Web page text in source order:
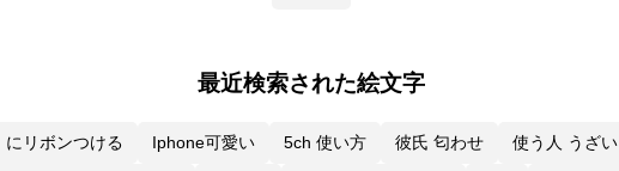
最近検索された絵文字
にリボンつける Iphone可愛い 5ch 使い方 彼氏 匂わせ 使う人 うざい